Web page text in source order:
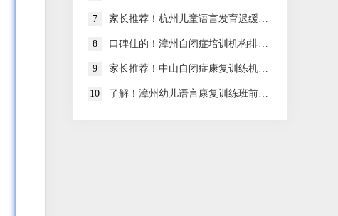
7 家长推荐！杭州儿童语言发育迟缓康复中心实力排名
8 口碑佳的！漳州自闭症培训机构排名大公开
9 家长推荐！中山自闭症康复训练机构十大排名名单公布
10 了解！漳州幼儿语言康复训练班前十排名